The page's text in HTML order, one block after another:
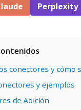
Perplexity
conectores y cómo
y ejemplos
de Adición